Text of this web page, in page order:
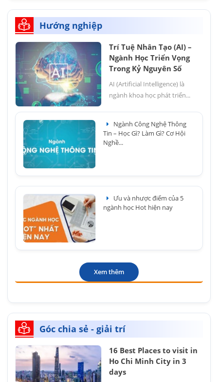
Hướng nghiệp
Trí Tuệ Nhân Tạo (AI) –
Ngành Học Triển Vọng
Trong Kỷ Nguyên Số
AI (Artificial Intelligence) là
ngành khoa học phát triển...
Ngành Công Nghệ Thông
Tin – Học Gì? Làm Gì? Cơ Hội
Nghề...
Ưu và nhược điểm của 5
ngành học Hot hiện nay
Xem thêm
Góc chia sẻ - giải trí
16 Best Places to visit in
Ho Chi Minh City in 3
days